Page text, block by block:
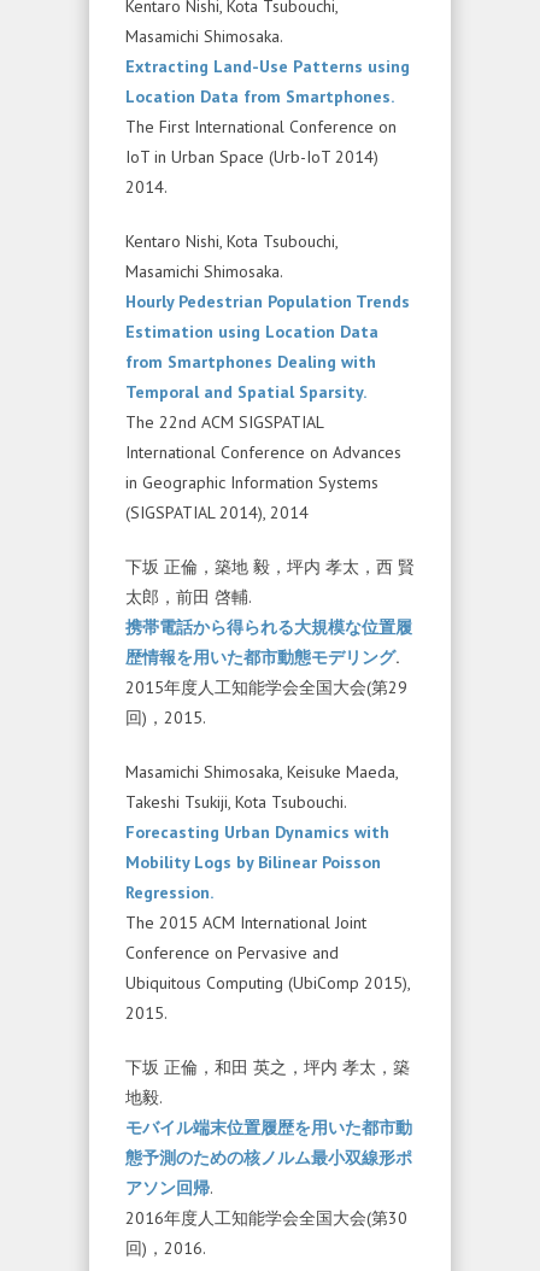
Kentaro Nishi, Kota Tsubouchi,
Masamichi Shimosaka.
Extracting Land-Use Patterns using
Location Data from Smartphones.
The First International Conference on
IoT in Urban Space (Urb-IoT 2014)
2014.
Kentaro Nishi, Kota Tsubouchi,
Masamichi Shimosaka.
Hourly Pedestrian Population Trends
Estimation using Location Data
from Smartphones Dealing with
Temporal and Spatial Sparsity.
The 22nd ACM SIGSPATIAL
International Conference on Advances
in Geographic Information Systems
(SIGSPATIAL 2014), 2014
下坂 正倫，築地 毅，坪内 孝太，西 賢
太郎，前田 啓輔.
携帯電話から得られる大規模な位置履
歴情報を用いた都市動態モデリング.
2015年度人工知能学会全国大会(第29
回)，2015.
Masamichi Shimosaka, Keisuke Maeda,
Takeshi Tsukiji, Kota Tsubouchi.
Forecasting Urban Dynamics with
Mobility Logs by Bilinear Poisson
Regression.
The 2015 ACM International Joint
Conference on Pervasive and
Ubiquitous Computing (UbiComp 2015),
2015.
下坂 正倫，和田 英之，坪内 孝太，築
地毅.
モバイル端末位置履歴を用いた都市動
態予測のための核ノルム最小双線形ポ
アソン回帰.
2016年度人工知能学会全国大会(第30
回)，2016.